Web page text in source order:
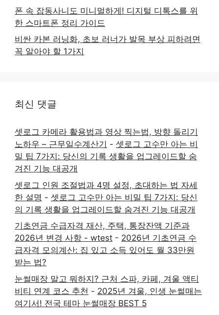
폰 속 잡동사니도 미니멀하게! 디지털 디톡스를 위
한 스마트폰 정리 가이드
비싼 카본 러닝화, 초보 러너가 발목 부상 피하려면
꼭 알아야 할 1가지
최신 댓글
셋로그 카메라 활용법과 영상 찍는법, 방향 돌리기
노하우 – 근무일수계산기 - 셋로그 고수만 아는 비
밀 팁 7가지: 당신의 기록 생활을 업그레이드할 숨
겨진 기능 대공개
셋로그 인원 조절법과 4명 설정, 초대하는 법 자세
한 설명 - 셋로그 고수만 아는 비밀 팁 7가지: 당신
의 기록 생활을 업그레이드할 숨겨진 기능 대공개
기초연금 수급자격 재산, 주택, 통장잔액 기준과
2026년 변경 사항 - wtest - 2026년 기초연금 수
급자격 모의계산: 집 있고 소득 있어도 월 33만원
받는 법?
눈썰매장 말고 뭐하지? 근처 스파, 카페, 겨울 액티
비티 연계 코스 추천 - 2025년 겨울, 인생 눈썰매는
여기서! 전국 테마 눈썰매장 BEST 5